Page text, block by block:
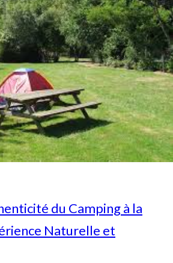
du Camping à la
Naturelle et